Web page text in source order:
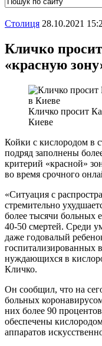
Столиця 28.10.2021
Кличко
«красную
Кличко просит
Киеве
Койки с кислородом в
подряд заполнены
критерий «красной»
во время срочного
«Ситуация с
стремительно
более тысячи больных
40-50 смертей. Среди
даже годовалый
госпитализированных
нуждающихся в
Кличко.
Он сообщил, что на
больных
них более 90
обеспечены
аппаратов